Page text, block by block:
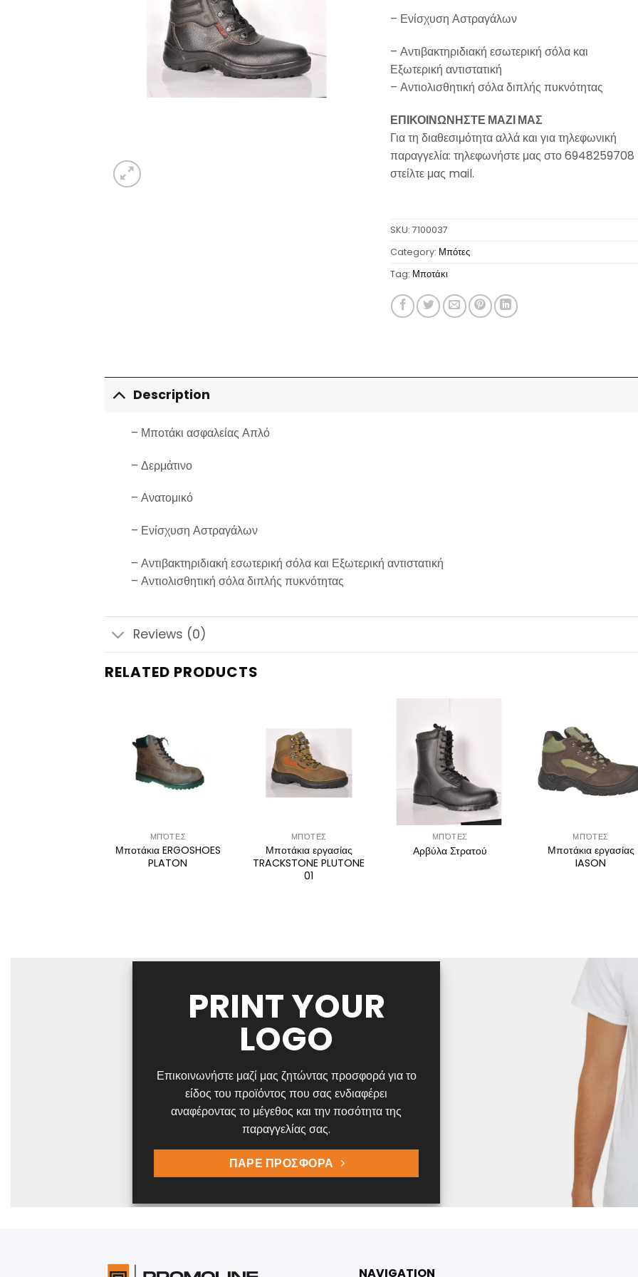
– Ενίσχυση Αστραγάλων
– Αντιβακτηριδιακή εσωτερική σόλα και
Εξωτερική αντιστατική
– Αντιολισθητική σόλα διπλής πυκνότητας
ΕΠΙΚΟΙΝΩΝΗΣΤΕ ΜΑΖΙ ΜΑΣ
Για τη διαθεσιμότητα αλλά και για τηλεφωνική
παραγγελία: τηλεφωνήστε μας στο 6948259708
στείλτε μας mail.
SKU: 7100037
Category: Μπότες
Tag: Μποτάκι
Description
– Μποτάκι ασφαλείας Απλό
– Δερμάτινο
– Ανατομικό
– Ενίσχυση Αστραγάλων
– Αντιβακτηριδιακή εσωτερική σόλα και Εξωτερική αντιστατική
– Αντιολισθητική σόλα διπλής πυκνότητας
Reviews (0)
RELATED PRODUCTS
ΜΠΌΤΕΣ
Μποτάκια ERGOSHOES
PLATON
ΜΠΌΤΕΣ
Μποτάκια εργασίας
TRACKSTONE PLUTONE
01
ΜΠΌΤΕΣ
Αρβύλα Στρατού
ΜΠΌΤΕΣ
Μποτάκια εργασίας
IASON
PRINT YOUR
LOGO
Επικοινωνήστε μαζί μας ζητώντας προσφορά για το
είδος του προϊόντος που σας ενδιαφέρει
αναφέροντας το μέγεθος και την ποσότητα της
παραγγελίας σας.
ΠΑΡΕ ΠΡΟΣΦΟΡΑ
NAVIGATION